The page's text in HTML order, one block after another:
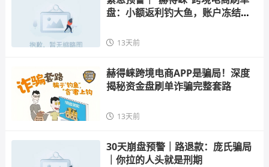
盘：小额返利钓大鱼，账户冻结后
13天前
赫得崃跨境电商APP是骗局！深度
揭秘资金盘刷单诈骗完整套路
13天前
30天崩盘预警｜路退款：庞氏骗局
｜你拉的人头就是刑期